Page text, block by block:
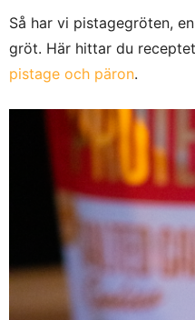
Så har vi pistagegröten,
gröt. Här hittar du
pistage och päron.